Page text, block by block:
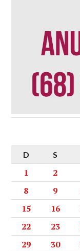
D
S
1 2
8
9
15
16
22
23
29
30